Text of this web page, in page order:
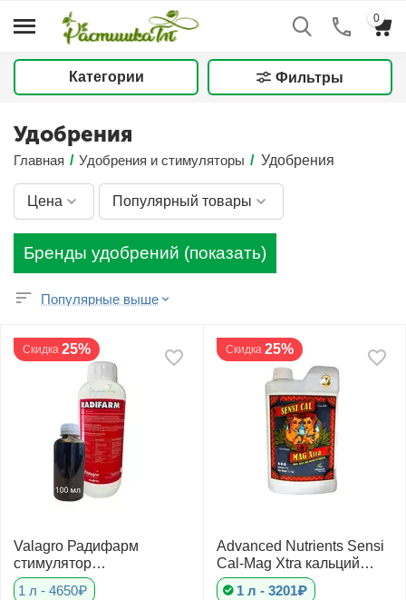
0
Категории Фильтры
Удобрения
Главная / Удобрения и стимуляторы / Удобрения
Цена Популярный товары
Бренды удобрений (показать)
Популярные выше
Скидка 25%
Valagro Радифарм
стимулятор
корнеобразования
1 л - 4650₽
Скидка 25%
Advanced Nutrients Sensi
Cal-Mag Xtra кальций
магний + аминокислоты
1 л - 3201₽